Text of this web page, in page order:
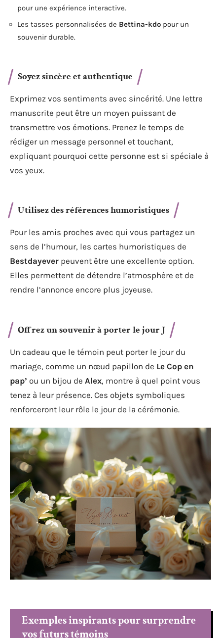
pour une expérience interactive.
Les tasses personnalisées de Bettina-kdo pour un
souvenir durable.
Soyez sincère et authentique
Exprimez vos sentiments avec sincérité. Une lettre
manuscrite peut être un moyen puissant de
transmettre vos émotions. Prenez le temps de
rédiger un message personnel et touchant,
expliquant pourquoi cette personne est si spéciale à
vos yeux.
Utilisez des références humoristiques
Pour les amis proches avec qui vous partagez un
sens de l’humour, les cartes humoristiques de
Bestdayever peuvent être une excellente option.
Elles permettent de détendre l’atmosphère et de
rendre l’annonce encore plus joyeuse.
Offrez un souvenir à porter le jour J
Un cadeau que le témoin peut porter le jour du
mariage, comme un nœud papillon de Le Cop en
pap’ ou un bijou de Alex, montre à quel point vous
tenez à leur présence. Ces objets symboliques
renforceront leur rôle le jour de la cérémonie.
Exemples inspirants pour surprendre
vos futurs témoins